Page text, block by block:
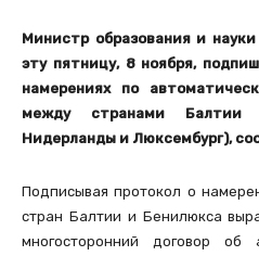
Министр образования и
эту пятницу, 8 ноября,
намерениях по
между странами Балтии
Нидерланды и Люксембург),
Подписывая протокол о
стран Балтии и Бенилюкса
многосторонний договор об